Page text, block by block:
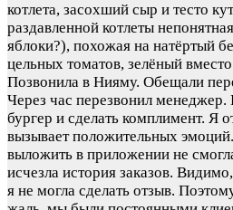
котлета, засохший сыр и тесто
раздавленной котлеты
яблоки?), похожая на натёртый
цельных томатов, зелёный
Позвонила в Нияму. Обещали
Через час перезвонил
бургер и сделать комплимент. Я
вызывает положительных
выложить в приложении не
исчезла история заказов.
я не могла сделать отзыв.